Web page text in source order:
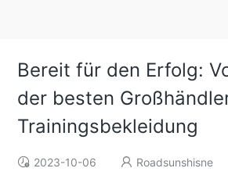
Bereit für den Erfolg:
der besten
Trainingsbekleidung
2023-10-06 Roadsunshisne